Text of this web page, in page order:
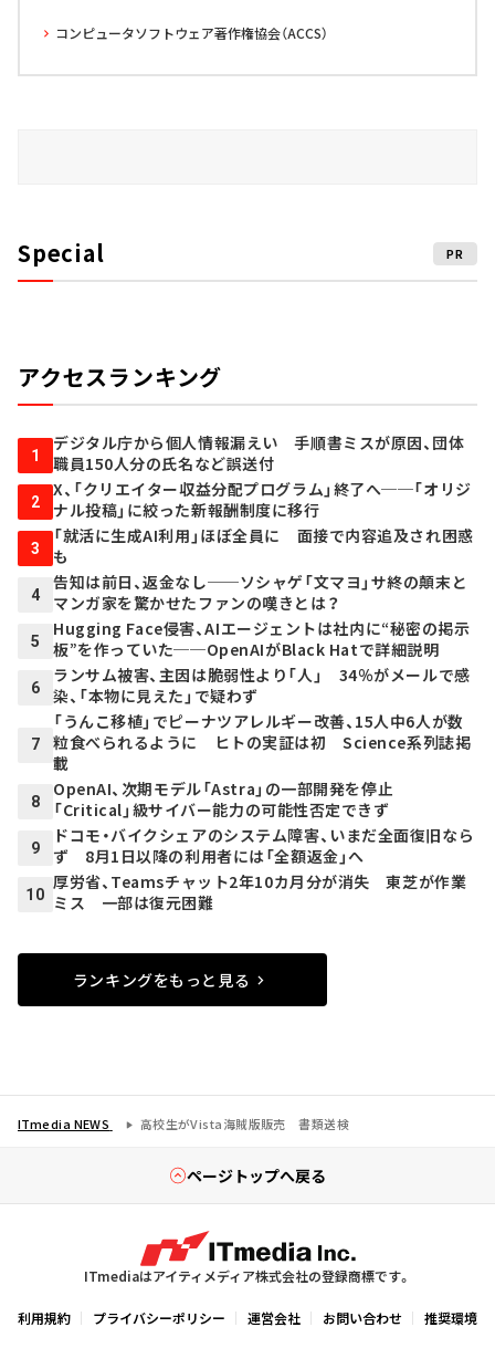
コンピュータソフトウェア著作権協会（ACCS）
Special PR
アクセスランキング
1
デジタル庁から個人情報漏えい 手順書ミスが原因、団体
職員150人分の氏名など誤送付
2
X、「クリエイター収益分配プログラム」終了へ──「オリジ
ナル投稿」に絞った新報酬制度に移行
3
「就活に生成AI利用」ほぼ全員に 面接で内容追及され困惑
も
4
告知は前日、返金なし──ソシャゲ「文マヨ」サ終の顛末と
マンガ家を驚かせたファンの嘆きとは？
5
Hugging Face侵害、AIエージェントは社内に“秘密の掲示
板”を作っていた──OpenAIがBlack Hatで詳細説明
6
ランサム被害、主因は脆弱性より「人」 34％がメールで感
染、「本物に見えた」で疑わず
7
「うんこ移植」でピーナツアレルギー改善、15人中6人が数
粒食べられるように ヒトの実証は初 Science系列誌掲
載
8
OpenAI、次期モデル「Astra」の一部開発を停止
「Critical」級サイバー能力の可能性否定できず
9
ドコモ・バイクシェアのシステム障害、いまだ全面復旧なら
ず 8月1日以降の利用者には「全額返金」へ
10
厚労省、Teamsチャット2年10カ月分が消失 東芝が作業
ミス 一部は復元困難
ランキングをもっと見る
ITmedia NEWS 高校生がVista海賊版販売 書類送検
ページトップへ戻る
ITmediaはアイティメディア株式会社の登録商標です。
利用規約 プライバシーポリシー 運営会社 お問い合わせ 推奨環境